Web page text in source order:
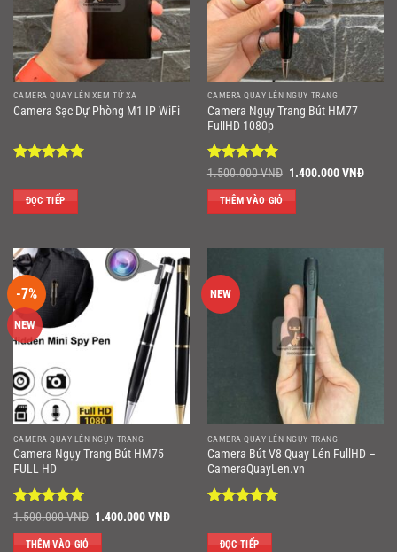
CAMERA QUAY LÉN XEM TỪ XA
Camera Sạc Dự Phòng M1 IP WiFi
hạng55
saoĐỌC TIẾP
CAMERA QUAY LÉN NGỤY TRANG
Camera Ngụy Trang Bút HM77
FullHD 1080p
Được xếp
hạng55
sao
1.500.000VNĐ Giá
1.400.000VNĐGiá
THÊM VÀO GIỎ
-7%
NEW
CAMERA QUAY LÉN NGỤY TRANG
Camera Ngụy Trang Bút HM75
FULL HD
Được xếp
hạng55
sao
1.500.000VNĐ Giá
1.400.000VNĐGiá
THÊM VÀO GIỎ
NEW
CAMERA QUAY LÉN NGỤY TRANG
Camera Bút V8 Quay Lén FullHD –
CameraQuayLen.vn
hạng4.86
5 sao
ĐỌC TIẾP